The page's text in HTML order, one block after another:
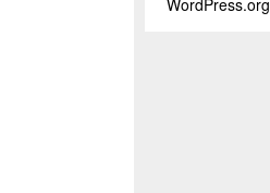
WordPress.org